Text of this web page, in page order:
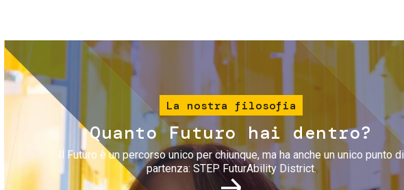
Immagine
La nostra filosofia
Quanto Futuro hai dentro?
Il Futuro è un percorso unico per chiunque, ma ha anche un unico punto di
partenza: STEP FuturAbility District.